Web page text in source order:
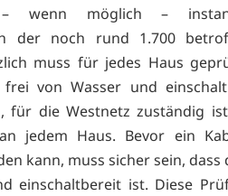
– wenn möglich –
der noch rund 1.700
muss für jedes Haus
frei von Wasser und
für die Westnetz zuständig
jedem Haus. Bevor ein
kann, muss sicher sein,
einschaltbereit ist. Diese